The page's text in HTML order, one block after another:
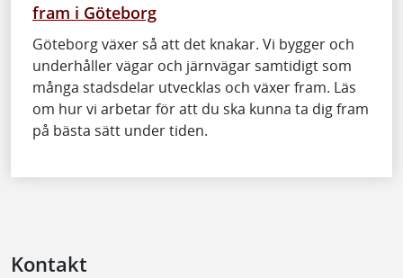
fram i Göteborg
Göteborg växer så att det knakar. Vi bygger och
underhåller vägar och järnvägar samtidigt som
många stadsdelar utvecklas och växer fram. Läs
om hur vi arbetar för att du ska kunna ta dig fram
på bästa sätt under tiden.
Kontakt